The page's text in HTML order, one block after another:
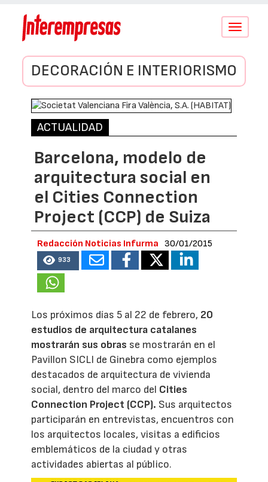
Conmutar
DECORACIÓN E INTERIORISMO
ACTUALIDAD
Barcelona, modelo de
arquitectura social en
el Cities Connection
Project (CCP) de Suiza
Redacción Noticias Infurma 30/01/2015
933
Los próximos días 5 al 22 de febrero, 20
estudios de arquitectura catalanes
mostrarán sus obras se mostrarán en el
Pavillon SICLI de Ginebra como ejemplos
destacados de arquitectura de vivienda
social, dentro del marco del Cities
Connection Project (CCP). Sus arquitectos
participarán en entrevistas, encuentros con
los arquitectos locales, visitas a edificios
emblemáticos de la ciudad y otras
actividades abiertas al público.